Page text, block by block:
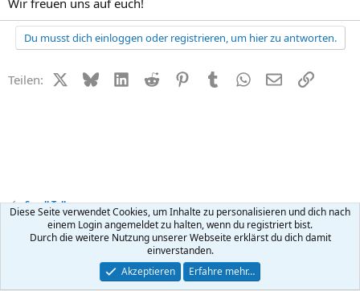
Du musst dich einloggen oder registrieren, um hier zu antworten.
Teilen: X (Twitter)
BlueskyLinkedIn
Reddit PinterestTumblr WhatsApp
E-MailLink
Small Talk
Kontakt Nutzungsbedingungen Datenschutz Hilfe
R
Community platform by XenForo ® © 2010-2026 XenForo Ltd.
Diese Seite verwendet Cookies, um Inhalte zu personalisieren und dich nach
einem Login angemeldet zu halten, wenn du registriert bist.
Durch die weitere Nutzung unserer Webseite erklärst du dich damit
einverstanden.
Akzeptieren
Erfahre mehr…